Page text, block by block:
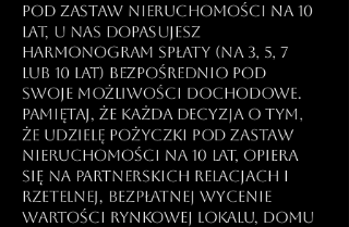
pod zastaw nieruchomości na 10
lat, u nas dopasujesz
harmonogram spłaty (na 3, 5, 7
lub 10 lat) bezpośrednio pod
swoje możliwości dochodowe.
Pamiętaj, że każda decyzja o tym,
że udzielę pożyczki pod zastaw
nieruchomości na 10 lat, opiera
się na partnerskich relacjach i
rzetelnej, bezpłatnej wycenie
wartości rynkowej lokalu, domu